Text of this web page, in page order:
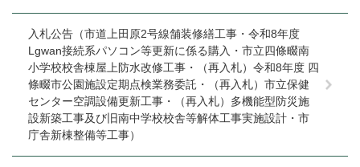
入札公告（市道上田原2号線舗装修繕工事・令和8年度
Lgwan接続系パソコン等更新に係る購入・市立四條畷南
小学校校舎棟屋上防水改修工事・（再入札）令和8年度 四
條畷市公園施設定期点検業務委託・（再入札）市立保健
センター空調設備更新工事・（再入札）多機能型防災施
設新築工事及び旧南中学校校舎等解体工事実施設計・市
庁舎新棟整備等工事）